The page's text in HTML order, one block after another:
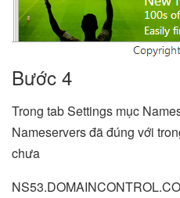
Bước 4
Trong tab Settings mục
Nameservers đã đúng với
chưa